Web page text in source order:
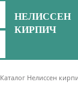
НЕЛИССЕН
КИРПИЧ
Каталог Нелиссен